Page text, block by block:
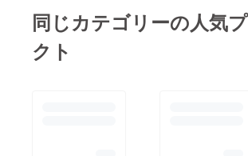
することも可能です。
チェック後は下へ進ん
同じカテゴリーの人気
クト